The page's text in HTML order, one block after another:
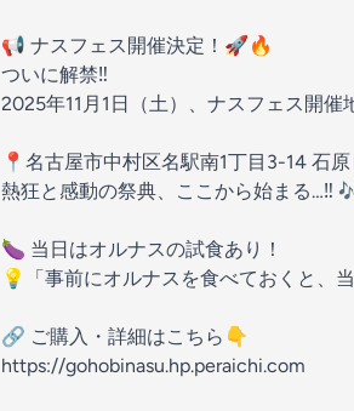
📢 ナスフェス開催決定！🚀🔥
ついに解禁‼️
2025年11月1日（土）、ナスフェス開催
📍名古屋市中村区名駅南1丁目3-14 石
熱狂と感動の祭典、ここから始まる…‼️
🍆 当日はオルナスの試食あり！
💡「事前にオルナスを食べておくと、
🔗 ご購入・詳細はこちら👇
https://gohobinasu.hp.peraichi.com